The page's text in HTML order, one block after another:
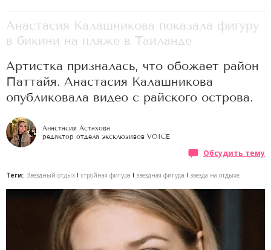
Анастасия Калашникова показала фигуру
в бикини на пляже в Таиланде
Артистка призналась, что обожает район
Паттайя. Анастасия Калашникова
опубликовала видео с райского острова.
Анастасия Астахова
редактор отдела эксклюзивов VOICE
Обсудить тему
Теги: Звездный отдых стройная фигура звездная фигура звезда на отдыхе